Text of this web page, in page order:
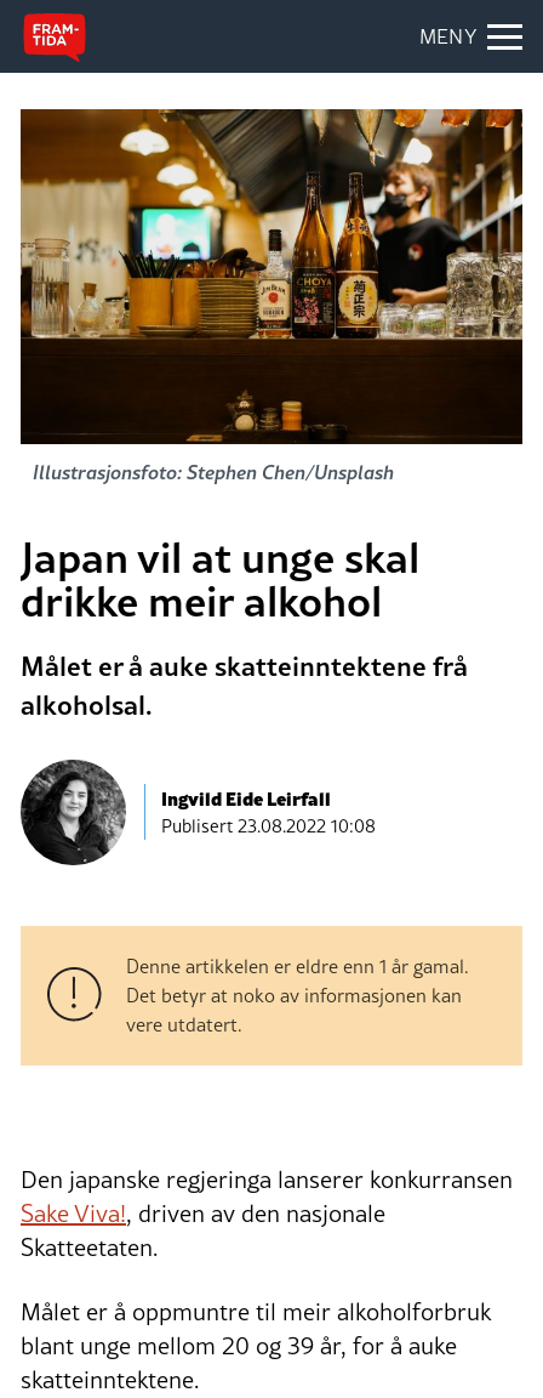
MENY
Illustrasjonsfoto: Stephen Chen/Unsplash
Japan vil at unge skal
drikke meir alkohol
Målet er å auke skatteinntektene frå
alkoholsal.
Ingvild Eide Leirfall
Publisert23.08.2022 10:08
Denne artikkelen er eldre enn 1 år gamal.
Det betyr at noko av informasjonen kan
vere utdatert.
Den japanske regjeringa lanserer konkurransen
Sake Viva!, driven av den nasjonale
Skatteetaten.
Målet er å oppmuntre til meir alkoholforbruk
blant unge mellom 20 og 39 år, for å auke
skatteinntektene.